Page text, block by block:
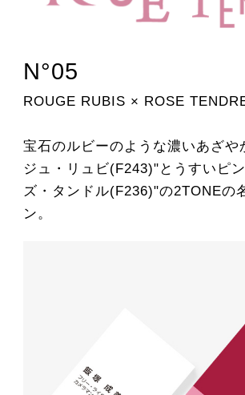
N°05
ROUGE RUBIS × ROSE
宝石のルビーのような濃いあざや
ジュ・リュビ(F243)"とうすいピ
ズ・タンドル(F236)"の2TONEの
ン。